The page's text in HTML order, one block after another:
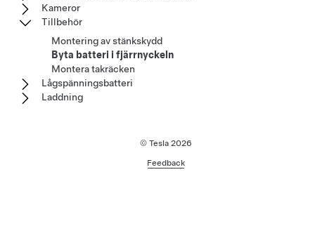
Kameror
Tillbehör
Montering av stänkskydd
Byta batteri i fjärrnyckeln
Montera takräcken
Lågspänningsbatteri
Laddning
© Tesla 2026
Feedback